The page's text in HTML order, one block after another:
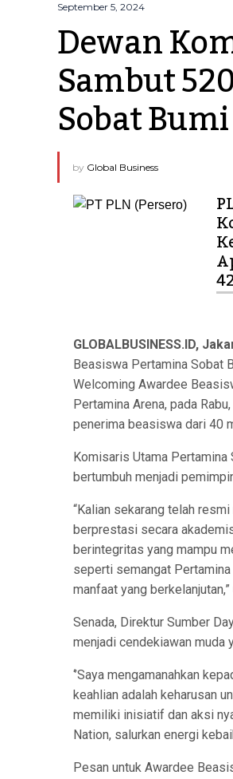
September 5, 2024
Dewan
Sambut
Sobat Bumi
by Global Business
GLOBALBUSINESS.ID,
Beasiswa Pertamina Sobat
Welcoming Awardee
Pertamina Arena, pada
penerima beasiswa dari 40
Komisaris Utama
bertumbuh menjadi
“Kalian sekarang telah
berprestasi secara
berintegritas yang mampu
seperti semangat
manfaat yang berkelanjutan,”
Senada, Direktur Sumber
menjadi cendekiawan muda
‘’Saya mengamanahkan
keahlian adalah keharusan
memiliki inisiatif dan aksi
Nation, salurkan energi
Pesan untuk Awardee